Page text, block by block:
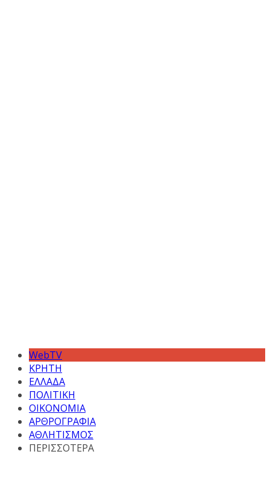
WebTV
ΚΡΗΤΗ
ΕΛΛΑΔΑ
ΠΟΛΙΤΙΚΗ
ΟΙΚΟΝΟΜΙΑ
ΑΡΘΡΟΓΡΑΦΙΑ
ΑΘΛΗΤΙΣΜΟΣ
ΠΕΡΙΣΣΟΤΕΡΑ